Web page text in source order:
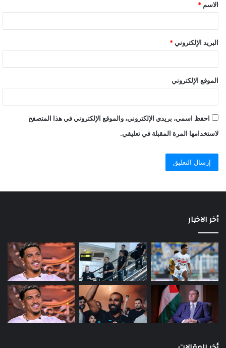
الاسم *
البريد الإلكتروني *
الموقع الإلكتروني
احفظ اسمي، بريدي الإلكتروني، والموقع الإلكتروني في هذا المتصفح
لاستخدامها المرة المقبلة في تعليقي.
أخر الاخبار